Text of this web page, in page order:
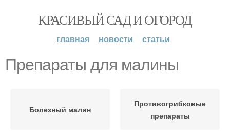
КРАСИВЫЙ САД И ОГОРОД
главная новости статьи
Препараты для малины
Болезный малин
Противогрибковые
препараты